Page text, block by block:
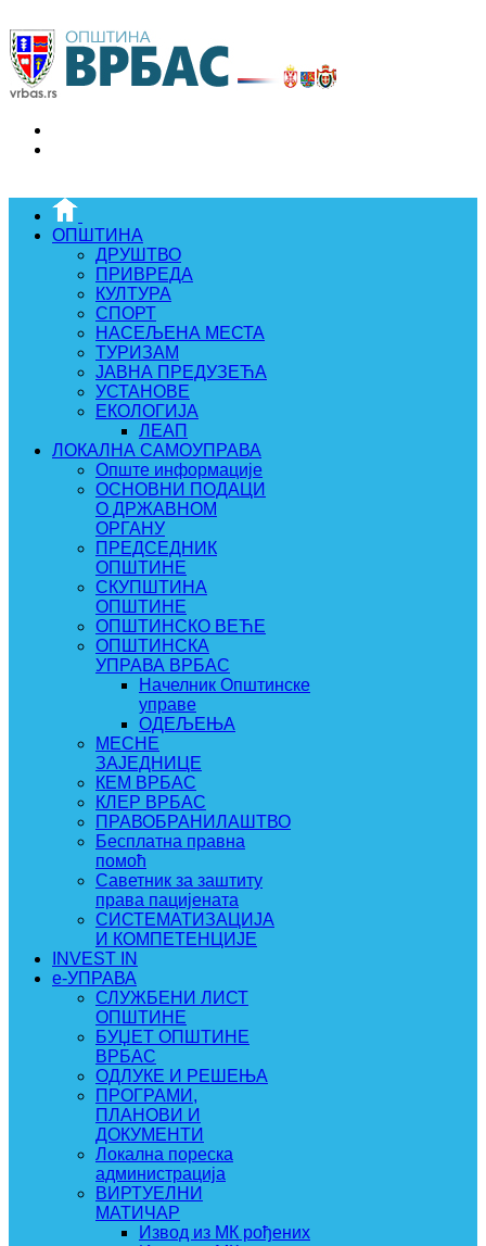
ОПШТИНА
ДРУШТВО
ПРИВРЕДА
КУЛТУРА
СПОРТ
НАСЕЉЕНА МЕСТА
ТУРИЗАМ
ЈАВНА ПРЕДУЗЕЋА
УСТАНОВЕ
ЕКОЛОГИЈА
ЛЕАП
ЛОКАЛНА САМОУПРАВА
Опште информације
ОСНОВНИ ПОДАЦИ
О ДРЖАВНОМ
ОРГАНУ
ПРЕДСЕДНИК
ОПШТИНЕ
СКУПШТИНА
ОПШТИНЕ
ОПШТИНСКО ВЕЋЕ
ОПШТИНСКА
УПРАВА ВРБАС
Начелник Општинске
управе
ОДЕЉЕЊА
МЕСНЕ
ЗАЈЕДНИЦЕ
КЕМ ВРБАС
КЛЕР ВРБАС
ПРАВОБРАНИЛАШТВО
Бесплатна правна
помоћ
Саветник за заштиту
права пацијената
СИСТЕМАТИЗАЦИЈА
И КОМПЕТЕНЦИЈЕ
INVEST IN
e-УПРАВА
СЛУЖБЕНИ ЛИСТ
ОПШТИНЕ
БУЏЕТ ОПШТИНЕ
ВРБАС
ОДЛУКЕ И РЕШЕЊА
ПРОГРАМИ,
ПЛАНОВИ И
ДОКУМЕНТИ
Локална пореска
администрација
ВИРТУЕЛНИ
МАТИЧАР
Извод из МК рођених